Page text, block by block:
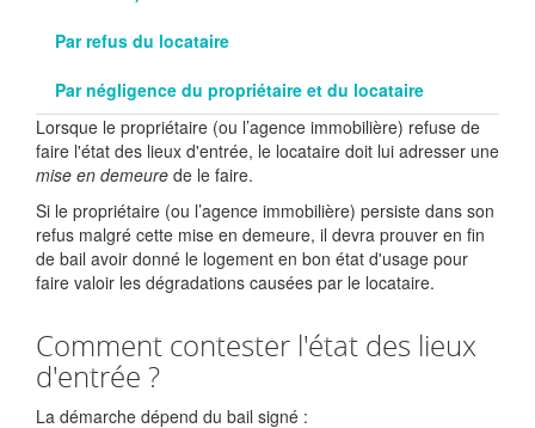
Par refus du locataire
Par négligence du propriétaire et du locataire
Lorsque le propriétaire (ou l’agence immobilière) refuse de
faire l'état des lieux d'entrée, le locataire doit lui adresser une
mise en demeure de le faire.
Si le propriétaire (ou l’agence immobilière) persiste dans son
refus malgré cette mise en demeure, il devra prouver en fin
de bail avoir donné le logement en bon état d'usage pour
faire valoir les dégradations causées par le locataire.
Comment contester l'état des lieux
d'entrée ?
La démarche dépend du bail signé :